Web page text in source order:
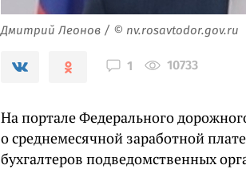
Дмитрий Леонов / © nv.rosavtodor.gov.ru
1 10733
На портале Федерального
о среднемесячной заработной
бухгалтеров подведомственных